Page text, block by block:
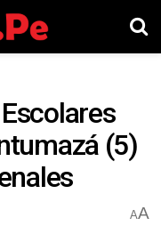
(5)
AA